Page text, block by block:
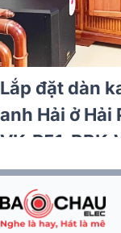
Lắp đặt dàn
anh Hải ở Hải
VK-R51,